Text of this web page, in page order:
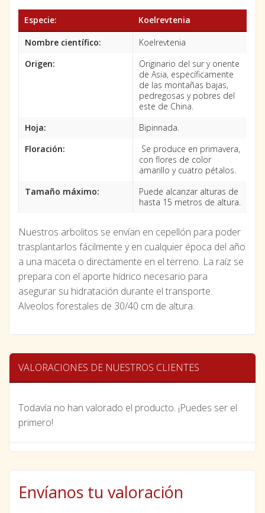
Especie:
Koelrevtenia
Nombre científico:
Koelrevtenia
Origen:
Originario del sur y oriente
de Asia, específicamente
de las montañas bajas,
pedregosas y pobres del
este de China.
Hoja:
Bipinnada.
Floración:
Se produce en primavera,
con flores de color
amarillo y cuatro pétalos.
Tamaño máximo:
Puede alcanzar alturas de
hasta 15 metros de altura.
Nuestros arbolitos se envían en cepellón para poder
trasplantarlos fácilmente y en cualquier época del año
a una maceta o directamente en el terreno. La raíz se
prepara con el aporte hídrico necesario para
asegurar su hidratación durante el transporte.
Alveolos forestales de 30/40 cm de altura.
VALORACIONES DE NUESTROS CLIENTES
Todavía no han valorado el producto. ¡Puedes ser el
primero!
Envíanos tu valoración